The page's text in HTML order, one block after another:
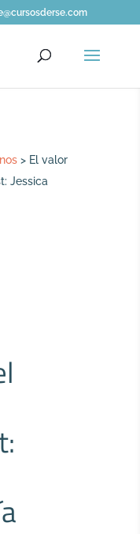
> El valor
Jessica